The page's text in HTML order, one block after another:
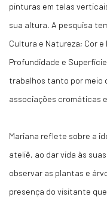
pinturas em telas
sua altura. A pesquisa
Cultura e Natureza; Cor
Profundidade e
trabalhos tanto por meio
associações cromáticas e
Mariana reflete sobre a
ateliê, ao dar vida às
observar as plantas e
presença do visitante